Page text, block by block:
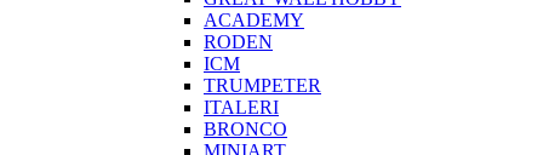
ACADEMY
RODEN
ICM
TRUMPETER
ITALERI
BRONCO